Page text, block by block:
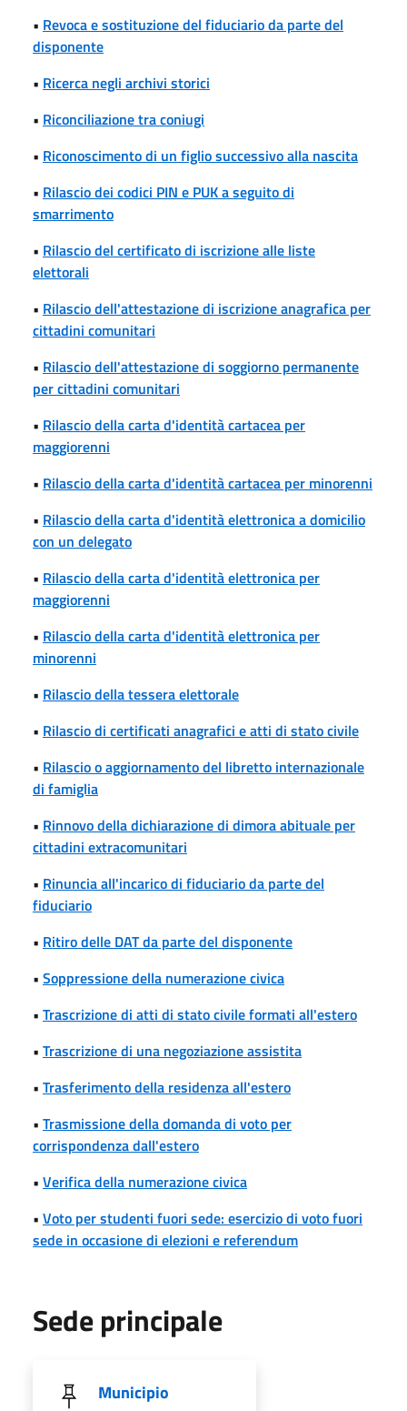
• Revoca e sostituzione del fiduciario da parte del
disponente
• Ricerca negli archivi storici
• Riconciliazione tra coniugi
• Riconoscimento di un figlio successivo alla nascita
• Rilascio dei codici PIN e PUK a seguito di
smarrimento
• Rilascio del certificato di iscrizione alle liste
elettorali
• Rilascio dell'attestazione di iscrizione anagrafica per
cittadini comunitari
• Rilascio dell'attestazione di soggiorno permanente
per cittadini comunitari
• Rilascio della carta d'identità cartacea per
maggiorenni
• Rilascio della carta d'identità cartacea per minorenni
• Rilascio della carta d'identità elettronica a domicilio
con un delegato
• Rilascio della carta d'identità elettronica per
maggiorenni
• Rilascio della carta d'identità elettronica per
minorenni
• Rilascio della tessera elettorale
• Rilascio di certificati anagrafici e atti di stato civile
• Rilascio o aggiornamento del libretto internazionale
di famiglia
• Rinnovo della dichiarazione di dimora abituale per
cittadini extracomunitari
• Rinuncia all'incarico di fiduciario da parte del
fiduciario
• Ritiro delle DAT da parte del disponente
• Soppressione della numerazione civica
• Trascrizione di atti di stato civile formati all'estero
• Trascrizione di una negoziazione assistita
• Trasferimento della residenza all'estero
• Trasmissione della domanda di voto per
corrispondenza dall'estero
• Verifica della numerazione civica
• Voto per studenti fuori sede: esercizio di voto fuori
sede in occasione di elezioni e referendum
Sede principale
Municipio